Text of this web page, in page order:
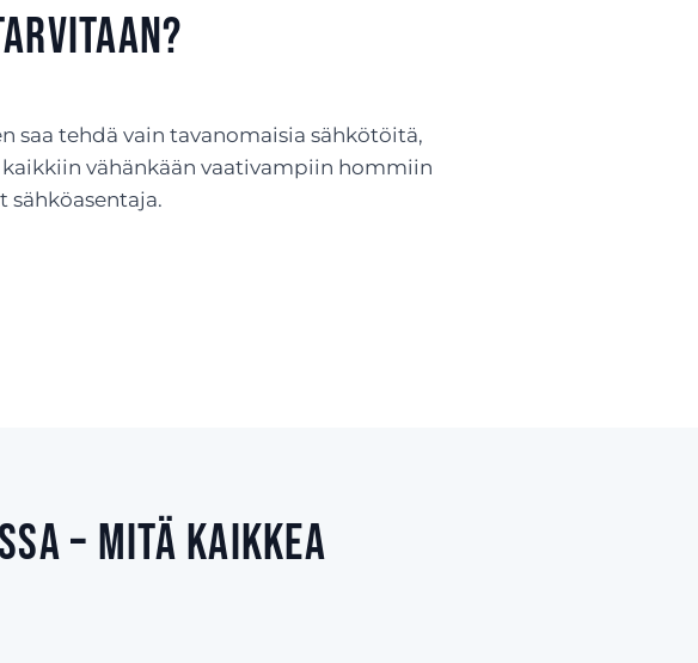
saa tehdä vain tavanomaisia sähkötöitä,
vähänkään vaativampiin hommiin
sähköasentaja.
– mitä kaikkea